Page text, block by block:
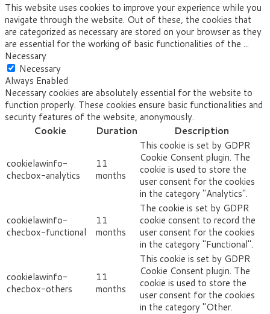
This website uses cookies to improve your experience while you
navigate through the website. Out of these, the cookies that
are categorized as necessary are stored on your browser as they
are essential for the working of basic functionalities of the ...
Necessary
Necessary
Always Enabled
Necessary cookies are absolutely essential for the website to
function properly. These cookies ensure basic functionalities and
security features of the website, anonymously.
Cookie
Duration Description
cookielawinfo-
checbox-analytics
11
months
This cookie is set by GDPR
Cookie Consent plugin. The
cookie is used to store the
user consent for the cookies
in the category "Analytics".
cookielawinfo-
checbox-functional
11
months
The cookie is set by GDPR
cookie consent to record the
user consent for the cookies
in the category "Functional".
cookielawinfo-
checbox-others
11
months
This cookie is set by GDPR
Cookie Consent plugin. The
cookie is used to store the
user consent for the cookies
in the category "Other.